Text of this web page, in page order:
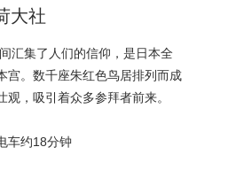
大社
汇集了人们的信仰，是日本全
宫。数千座朱红色鸟居排列而成
观，吸引着众多参拜者前来。
车约18分钟